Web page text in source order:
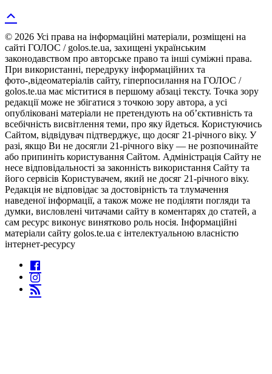
© 2026 Усі права на інформаційні матеріали, розміщені на
сайті ГОЛОС / golos.te.ua, захищені українським
законодавством про авторське право та інші суміжні права.
При використанні, передруку інформаційних та
фото-,відеоматеріалів сайту, гіперпосилання на ГОЛОС /
golos.te.ua має міститися в першому абзаці тексту. Точка зору
редакції може не збігатися з точкою зору автора, а усі
опубліковані матеріали не претендують на об’єктивність та
всебічність висвітлення теми, про яку йдеться. Користуючись
Сайтом, відвідувач підтверджує, що досяг 21-річного віку. У
разі, якщо Ви не досягли 21-річного віку — не розпочинайте
або припиніть користування Сайтом. Адміністрація Сайту не
несе відповідальності за законність використання Сайту та
його сервісів Користувачем, який не досяг 21-річного віку.
Редакція не відповідає за достовірність та тлумачення
наведеної інформації, а також може не поділяти погляди та
думки, висловлені читачами сайту в коментарях до статей, а
сам ресурс виконує винятково роль носія. Інформаційні
матеріали сайту golos.te.ua є інтелектуальною власністю
інтернет-ресурсу